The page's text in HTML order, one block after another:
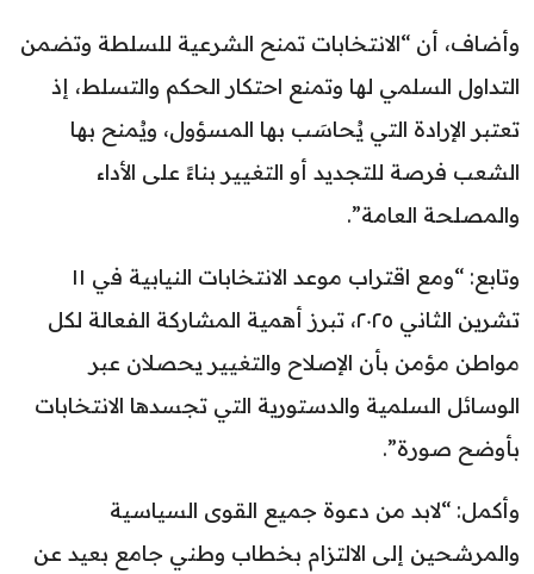
وأضاف، أن “الانتخابات تمنح الشرعية للسلطة وتضمن
التداول السلمي لها وتمنع احتكار الحكم والتسلط، إذ
تعتبر الإرادة التي يُحاسَب بها المسؤول، ويُمنح بها
الشعب فرصة للتجديد أو التغيير بناءً على الأداء
والمصلحة العامة”.
وتابع: “ومع اقتراب موعد الانتخابات النيابية في ١١
تشرين الثاني ٢٠٢٥، تبرز أهمية المشاركة الفعالة لكل
مواطن مؤمن بأن الإصلاح والتغيير يحصلان عبر
الوسائل السلمية والدستورية التي تجسدها الانتخابات
بأوضح صورة”.
وأكمل: “لابد من دعوة جميع القوى السياسية
والمرشحين إلى الالتزام بخطاب وطني جامع بعيد عن